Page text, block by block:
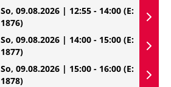
So, 09.08.2026 | 12:55 - 14:00 (E:
1876)
So, 09.08.2026 | 14:00 - 15:00 (E:
1877)
So, 09.08.2026 | 15:00 - 16:00 (E:
1878)